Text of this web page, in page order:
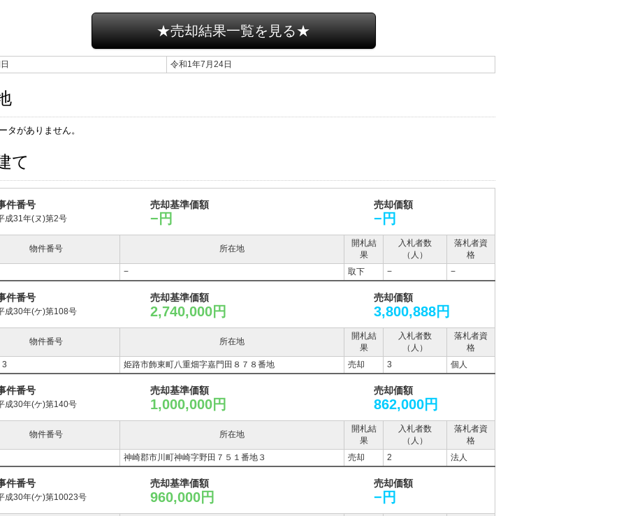
★売却結果一覧を見る★
令和1年7月24日
タがありません。
て
件番号
成31年(ヌ)第2号
売却基準価額
−円
売却価額
−円
物件番号 所在地
開札結
果
入札者数
（人）
落札者資
格
− 取下 − −
件番号
成30年(ケ)第108号
売却基準価額
2,740,000円
売却価額
3,800,888円
物件番号 所在地
開札結
果
入札者数
（人）
落札者資
格
3
姫路市飾東町八重畑字嘉門田８７８番地 売却 3 個人
件番号
成30年(ケ)第140号
売却基準価額
1,000,000円
売却価額
862,000円
物件番号 所在地
開札結
果
入札者数
（人）
落札者資
格
神崎郡市川町神崎字野田７５１番地３ 売却 2 法人
件番号
成30年(ケ)第10023号
売却基準価額
960,000円
売却価額
−円